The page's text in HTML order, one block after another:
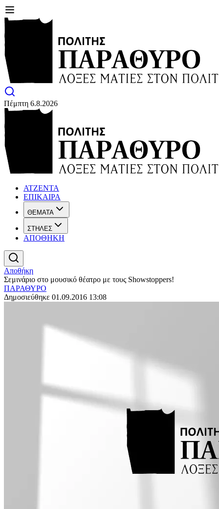
Πέμπτη 6.8.2026
ΑΤΖΕΝΤΑ
ΕΠΙΚΑΙΡΑ
ΘΕΜΑΤΑ
ΣΤΗΛΕΣ
ΑΠΟΘΗΚΗ
Αποθήκη
Σεμινάριο στο μουσικό θέατρο με τους Showstoppers!
ΠΑΡΑΘΥΡΟ
Δημοσιεύθηκε 01.09.2016 13:08